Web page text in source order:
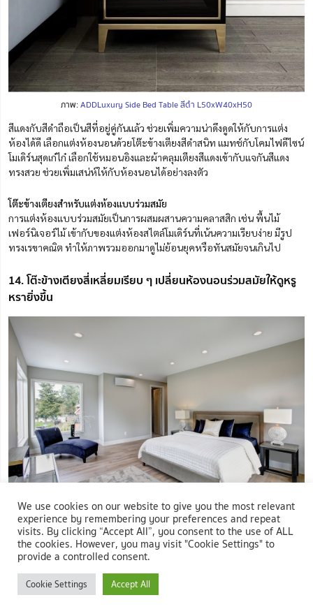
ภาพ:ADDLuxury Side Bed Table สีดำ L50xW40xH50
สีแดงกับสีดำถือเป็นสีที่อยู่คู่กันแล้ว ช่วยเพิ่มความน่าดึงดูดให้กับการแต่ง
ห้องได้ดี เลือกแต่งห้องนอนด้วยโต๊ะข้างเตียงสีดำสนิท แมทช์กับโคมไฟดีไซน์
โมเดิร์นสุดเก๋ไก๋ เลือกใช้หมอนอิงและผ้าคลุมเตียงสีแดงเข้ากับแจกันสีแดง
ทรงสวย ช่วยเพิ่มเสน่ห์ให้กับห้องนอนได้อย่างลงตัว
โต๊ะข้างเตียงสำหรับแต่งห้องแบบร่วมสมัย
การแต่งห้องแบบร่วมสมัยเป็นการผสมผสานความคลาสสิก เช่น พื้นไม้
เฟอร์นิเจอร์ไม้ เข้ากับของแต่งห้องสไตล์โมเดิร์นที่เน้นความเรียบง่าย มีรูป
ทรงเรขาคณิต ทำให้ภาพรวมออกมาดูไม่ย้อนยุคหรือทันสมัยจนเกินไป
14. โต๊ะข้างเตียงสี่เหลี่ยมเรียบ ๆ เปลี่ยนห้องนอนร่วมสมัยให้ดูหรู
หรายิ่งขึ้น
ภาพ: ห้องนอนสไตล์ร่วมสมัย เลือกใช้สีเอิร์ธโทน
We use cookies on our website to give you the most relevant
experience by remembering your preferences and repeat
visits. By clicking “Accept All”, you consent to the use of ALL
the cookies. However, you may visit "Cookie Settings" to
provide a controlled consent.
Cookie Settings Accept All